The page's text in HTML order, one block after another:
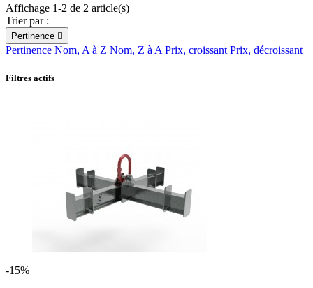
Affichage 1-2 de 2 article(s)
Trier par :
Pertinence 
Pertinence Nom, A à Z Nom, Z à APrix, croissantPrix, décroissant
Filtres actifs
-15%